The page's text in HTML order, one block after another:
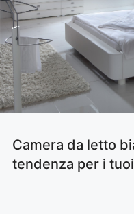
Camera da letto
tendenza per i